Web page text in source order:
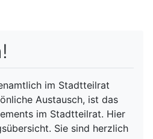
im Stadtteilrat
Austausch, ist das
im Stadtteilrat. Hier
Sie sind herzlich